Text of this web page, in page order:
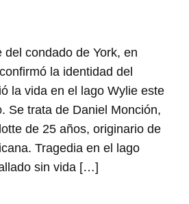
del condado de York, en
la identidad del
la vida en el lago Wylie este
Se trata de Daniel Monción,
de 25 años, originario de
Tragedia en el lago
sin vida […]